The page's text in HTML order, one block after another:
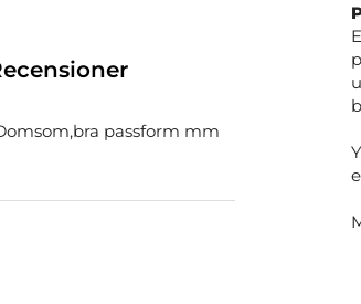
passform mm